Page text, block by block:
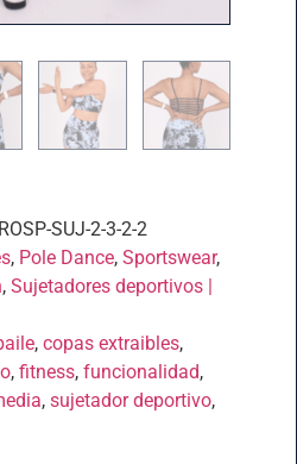
SUJ-2-3-2-2
, Pole Dance, Sportswear,
, Sujetadores deportivos |
, copas extraibles,
, fitness, funcionalidad,
, sujetador deportivo,